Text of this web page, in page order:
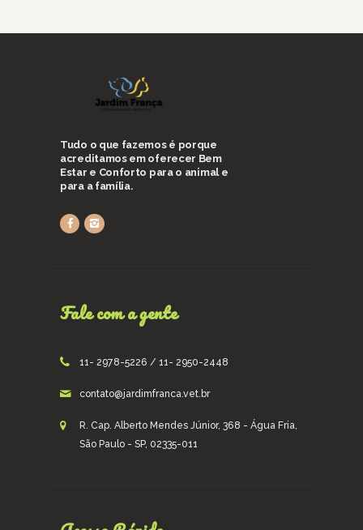
Tudo o que fazemos é porque
acreditamos em oferecer Bem
Estar e Conforto para o animal e
para a família.
Fale com a gente
11- 2978-5226 / 11- 2950-2448
contato@jardimfranca.vet.br
R. Cap. Alberto Mendes Júnior, 368 - Água Fria,
São Paulo - SP, 02335-011